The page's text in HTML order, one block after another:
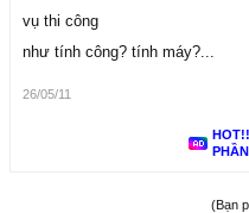
vụ thi công
như tính công? tính máy?...
26/05/11
(Bạn